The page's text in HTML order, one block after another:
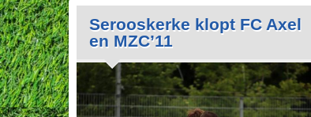
Serooskerke klopt FC Axel
en MZC’11